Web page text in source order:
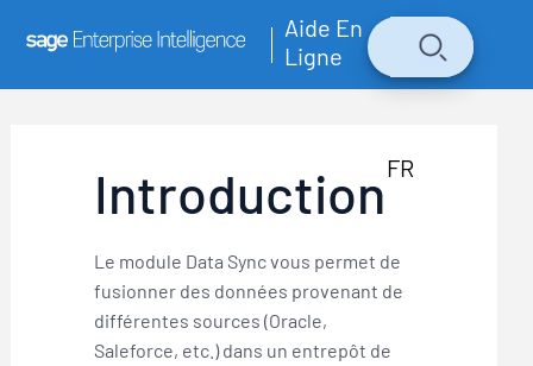
Aide En
Ligne
FR
Introduction
Le module Data Syncvous permet de
fusionner des données provenant de
différentes sources (Oracle,
Saleforce, etc.) dans un entrepôt de